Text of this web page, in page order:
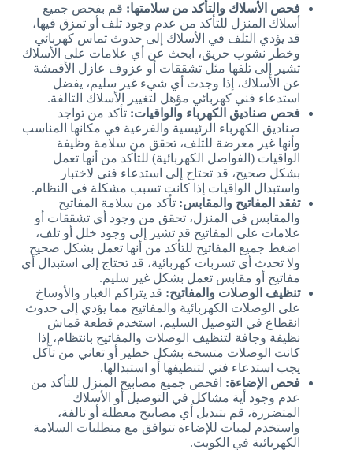
فحص الأسلاك والتأكد من سلامتها: قم بفحص جميع
أسلاك المنزل للتأكد من عدم وجود تلف أو تمزق فيها،
قد يؤدي التلف في الأسلاك إلى حدوث تماس كهربائي
وخطر نشوب حريق، ابحث عن أي علامات على الأسلاك
تشير إلى تلفها مثل تشققات أو عزوف عازل الأقمشة
عن الأسلاك، إذا وجدت أي شيء غير سليم، يفضل
استدعاء فني كهربائي مؤهل لتغيير الأسلاك التالفة.
فحص صناديق الكهرباء والواقيات: تأكد من تواجد
صناديق الكهرباء الرئيسية والفرعية في مكانها المناسب
وأنها غير معرضة للتلف، تحقق من سلامة وظيفة
الواقيات (الفواصل الكهربائية) للتأكد من أنها تعمل
بشكل صحيح، قد تحتاج إلى استدعاء فني لاختبار
واستبدال الواقيات إذا كانت تسبب مشكلة في النظام.
تفقد المفاتيح والمقابس: تأكد من سلامة المفاتيح
والمقابس في المنزل، تحقق من وجود أي تشققات أو
علامات على المفاتيح قد تشير إلى وجود خلل أو تلف،
اضغط جميع المفاتيح للتأكد من أنها تعمل بشكل صحيح
ولا تحدث أي تسربات كهربائية، قد تحتاج إلى استبدال أي
مفاتيح أو مقابس تعمل بشكل غير سليم.
تنظيف الوصلات والمفاتيح: قد يتراكم الغبار والأوساخ
على الوصلات الكهربائية والمفاتيح مما يؤدي إلى حدوث
انقطاع في التوصيل السليم، استخدم قطعة قماش
نظيفة وجافة لتنظيف الوصلات والمفاتيح بانتظام، إذا
كانت الوصلات متسخة بشكل خطير أو تعاني من تآكل
يجب استدعاء فني لتنظيفها أو استبدالها.
فحص الإضاءة: افحص جميع مصابيح المنزل للتأكد من
عدم وجود أية مشاكل في التوصيل أو الأسلاك
المتضررة، قم بتبديل أي مصابيح معطلة أو تالفة،
واستخدم لمبات للإضاءة تتوافق مع متطلبات السلامة
الكهربائية في الكويت.